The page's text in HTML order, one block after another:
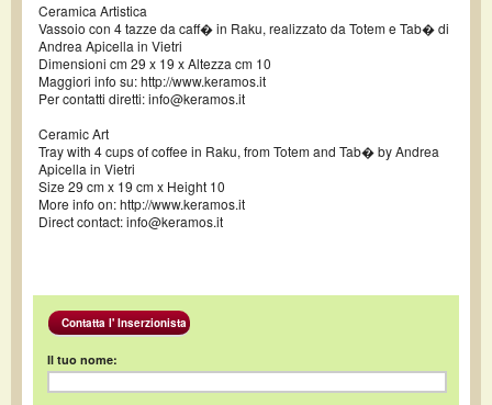
Ceramica Artistica
Vassoio con 4 tazze da caff� in Raku, realizzato da Totem e Tab� di
Andrea Apicella in Vietri
Dimensioni cm 29 x 19 x Altezza cm 10
Maggiori info su: http://www.keramos.it
Per contatti diretti: info@keramos.it
Ceramic Art
Tray with 4 cups of coffee in Raku, from Totem and Tab� by Andrea
Apicella in Vietri
Size 29 cm x 19 cm x Height 10
More info on: http://www.keramos.it
Direct contact: info@keramos.it
Contatta l' Inserzionista
Il tuo nome: